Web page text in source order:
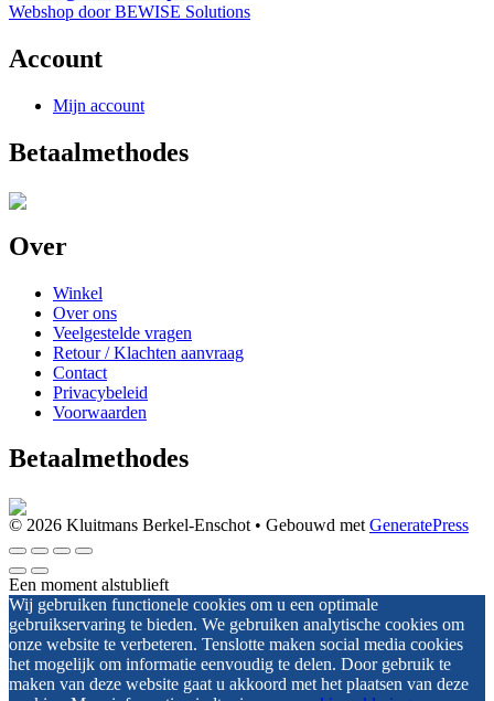
Webshop door BEWISE Solutions
Account
Mijn account
Betaalmethodes
Over
Winkel
Over ons
Veelgestelde vragen
Retour / Klachten aanvraag
Contact
Privacybeleid
Voorwaarden
Betaalmethodes
© 2026 Kluitmans Berkel-Enschot • Gebouwd met GeneratePress
Een moment alstublieft
Wij gebruiken functionele cookies om u een optimale
gebruikservaring te bieden. We gebruiken analytische cookies om
onze website te verbeteren. Tenslotte maken social media cookies
het mogelijk om informatie eenvoudig te delen. Door gebruik te
maken van deze website gaat u akkoord met het plaatsen van deze